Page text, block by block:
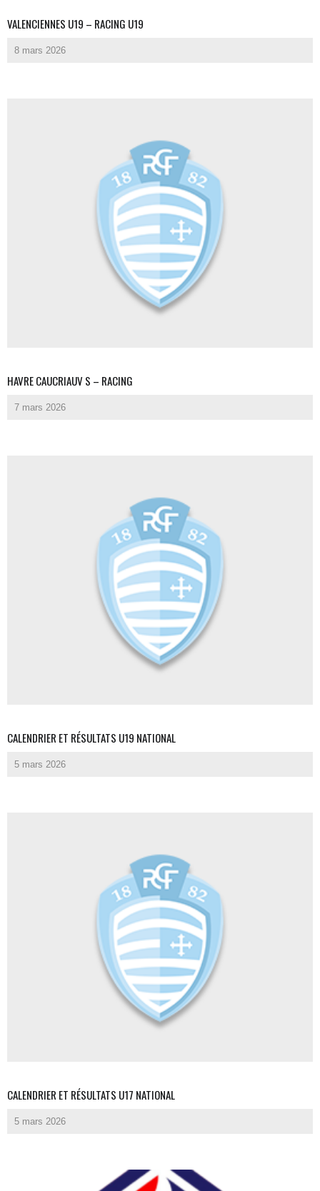
VALENCIENNES U19 – RACING U19
8 mars 2026
HAVRE CAUCRIAUV S – RACING
7 mars 2026
CALENDRIER ET RÉSULTATS U19 NATIONAL
5 mars 2026
CALENDRIER ET RÉSULTATS U17 NATIONAL
5 mars 2026